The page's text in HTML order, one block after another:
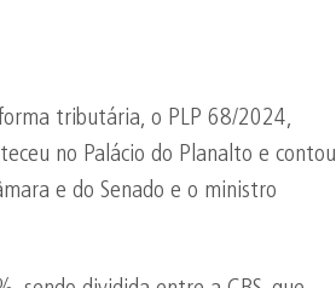
tributária, o PLP 68/2024,
no Palácio do Planalto e contou
e do Senado e o ministro